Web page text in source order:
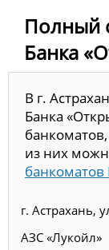
Полный
Банка
В г.
Банка
из них
банкоматов
г. Астрахань,
АЗС «Лукойл»